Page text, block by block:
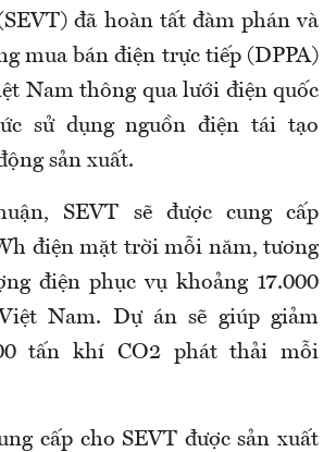
đã hoàn tất đàm phán và
mua bán điện trực tiếp (DPPA)
Nam thông qua lưới điện quốc
sử dụng nguồn điện tái tạo
sản xuất.
SEVT sẽ được cung cấp
điện mặt trời mỗi năm, tương
điện phục vụ khoảng 17.000
Nam. Dự án sẽ giúp giảm
tấn khí CO2 phát thải mỗi
cấp cho SEVT được sản xuất